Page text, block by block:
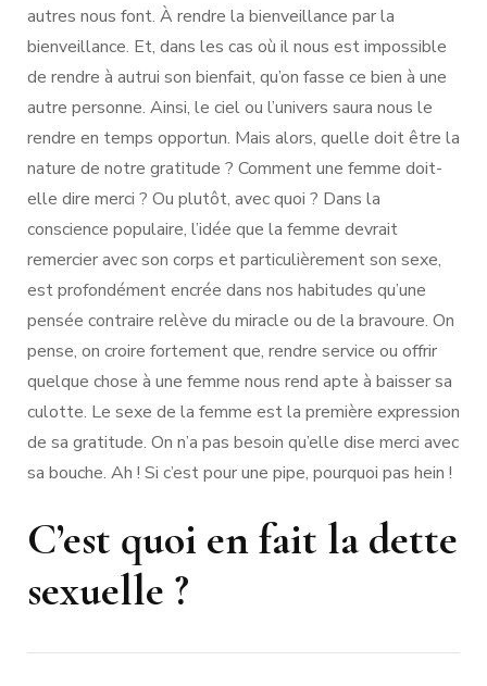
autres nous font. À rendre la bienveillance par la
bienveillance. Et, dans les cas où il nous est impossible
de rendre à autrui son bienfait, qu’on fasse ce bien à une
autre personne. Ainsi, le ciel ou l’univers saura nous le
rendre en temps opportun. Mais alors, quelle doit être la
nature de notre gratitude ? Comment une femme doit-
elle dire merci ? Ou plutôt, avec quoi ? Dans la
conscience populaire, l’idée que la femme devrait
remercier avec son corps et particulièrement son sexe,
est profondément encrée dans nos habitudes qu’une
pensée contraire relève du miracle ou de la bravoure. On
pense, on croire fortement que, rendre service ou offrir
quelque chose à une femme nous rend apte à baisser sa
culotte. Le sexe de la femme est la première expression
de sa gratitude. On n’a pas besoin qu’elle dise merci avec
sa bouche. Ah ! Si c’est pour une pipe, pourquoi pas hein !
C’est quoi en fait la dette
sexuelle ?